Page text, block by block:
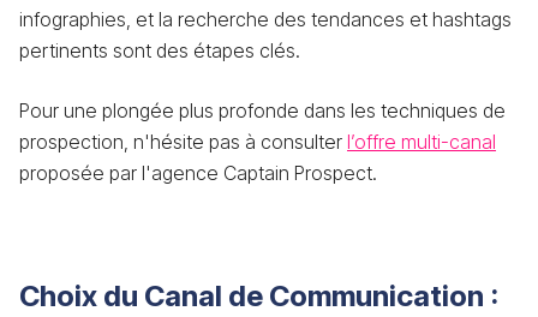
infographies, et la recherche des tendances et hashtags
pertinents sont des étapes clés.
Pour une plongée plus profonde dans les techniques de
prospection, n'hésite pas à consulter l’offre multi-canal
proposée par l'agence Captain Prospect.
Choix du Canal de Communication :